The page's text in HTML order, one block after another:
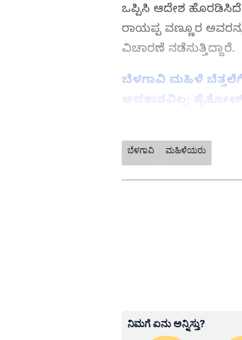
ಒಪ್ಪಿಸಿ ಆದೇಶ ಹೊರಡಿಸಿದೆ.
ರಾಯಪ್ಪ ವಣ್ಣೂರ
ವಿಚಾರಣೆ ನಡೆಸುತ್ತಿದ್ದಾರೆ.
ಬೆಳಗಾವಿ ಮಹಿಳೆ
ಅವಕಾಶವಿಲ್ಲ;
ಮಾಡುತ್ತಿದೆ.
Kannadaprabha
ಬೆಳಗಾವಿ ಮಹಿಳೆಯರು